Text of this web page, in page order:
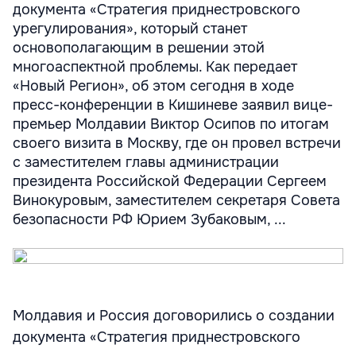
документа «Стратегия приднестровского
урегулирования», который станет
основополагающим в решении этой
многоаспектной проблемы. Как передает
«Новый Регион», об этом сегодня в ходе
пресс-конференции в Кишиневе заявил вице-
премьер Молдавии Виктор Осипов по итогам
своего визита в Москву, где он провел встречи
с заместителем главы администрации
президента Российской Федерации Сергеем
Винокуровым, заместителем секретаря Совета
безопасности РФ Юрием Зубаковым, ...
Молдавия и Россия договорились о создании
документа «Стратегия приднестровского